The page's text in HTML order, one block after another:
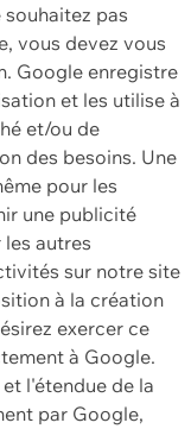
pas
vous devez vous
Google enregistre
et les utilise à
et/ou de
des besoins. Une
pour les
une publicité
autres
sur notre site
à la création
exercer ce
à Google.
l'étendue de la
par Google,